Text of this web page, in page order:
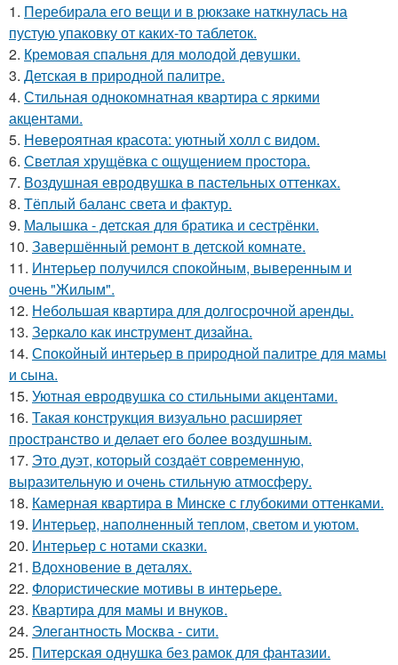
1. Перебирала его вещи и в рюкзаке наткнулась на
пустую упаковку от каких-то таблеток.
2. Кремовая спальня для молодой девушки.
3. Детская в природной палитре.
4. Стильная однокомнатная квартира с яркими
акцентами.
5. Невероятная красота: уютный холл с видом.
6. Светлая хрущёвка с ощущением простора.
7. Воздушная евродвушка в пастельных оттенках.
8. Тёплый баланс света и фактур.
9. Малышка - детская для братика и сестрёнки.
10. Завершённый ремонт в детской комнате.
11. Интерьер получился спокойным, выверенным и
очень "Жилым".
12. Небольшая квартира для долгосрочной аренды.
13. Зеркало как инструмент дизайна.
14. Спокойный интерьер в природной палитре для мамы
и сына.
15. Уютная евродвушка со стильными акцентами.
16. Такая конструкция визуально расширяет
пространство и делает его более воздушным.
17. Это дуэт, который создаёт современную,
выразительную и очень стильную атмосферу.
18. Камерная квартира в Минске с глубокими оттенками.
19. Интерьер, наполненный теплом, светом и уютом.
20. Интерьер с нотами сказки.
21. Вдохновение в деталях.
22. Флористические мотивы в интерьере.
23. Квартира для мамы и внуков.
24. Элегантность Москва - сити.
25. Питерская однушка без рамок для фантазии.